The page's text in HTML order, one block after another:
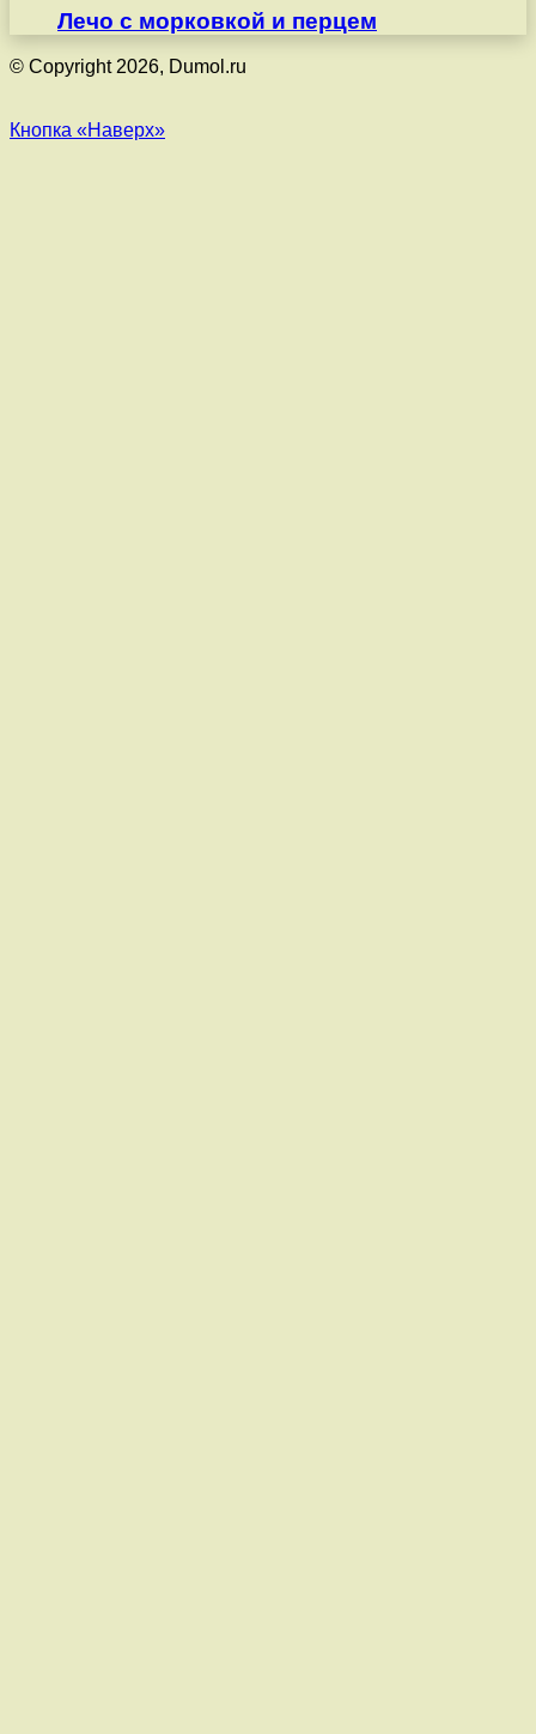
Лечо с морковкой и перцем
© Copyright 2026, Dumol.ru
Кнопка «Наверх»